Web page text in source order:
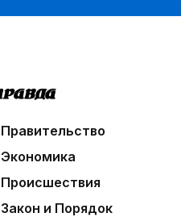
Правительство
Экономика
Происшествия
Закон и Порядок